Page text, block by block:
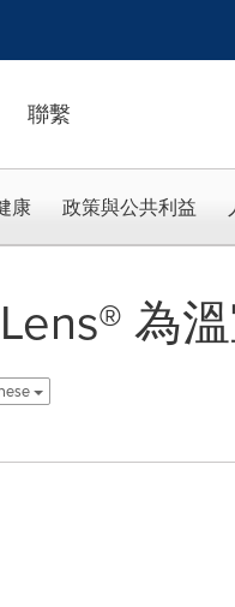
聯繫
康 政策與公共利益
為